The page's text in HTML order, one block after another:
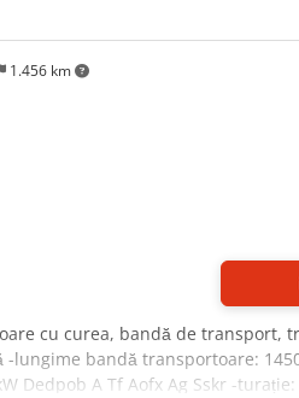
1.456 km
cu curea, bandă de transport,
lungime bandă transportoare:
Dedpob A Tf Aofx Ag Sskr -